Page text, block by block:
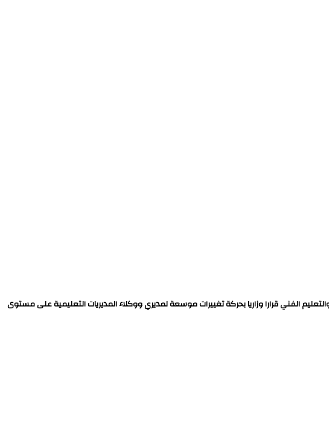
الفني قرارا وزاريا بحركة تغييرات موسعة لمديري ووكلاء المديريات التعليمية على مستوى